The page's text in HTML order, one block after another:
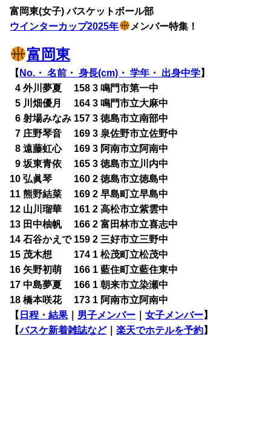
富岡東(女子) バスケットボール部
ウインターカップ2025年
メンバー特集！
富岡東
【 No.・ 名前・ 身長(cm)・ 学年・ 出身中学】
04 外川夢夏 158 3 鳴門市第一中
05 川畑優月 164 3 鳴門市立大麻中
06 射場みなみ 157 3 徳島市立南部中
07 庄野琴音 169 3 泉佐野市立佐野中
08 遠藤虹心 169 3 阿南市立阿南中
09 坂東青依 165 3 徳島市立川内中
10 弘眞琴 160 2 徳島市立徳島中
11 熊野結菜 169 2 早島町立早島中
12 山川瑠華 161 2 高松市立紫雲中
13 田中柚帆 166 2 富田林市立喜志中
14 石谷かえで 159 2 三好市立三野中
15 茂木想 174 1 松茂町立松茂中
16 矢野初萌 166 1 藍住町立藍住東中
17 中島夢夏 166 1 朝来市立染瀬中
18 橋本咲花 173 1 阿南市立阿南中
【 日程・結果 男子メンバー ｜女子メンバー】
【バスケ新着雑誌など｜楽天でホテルを予約】